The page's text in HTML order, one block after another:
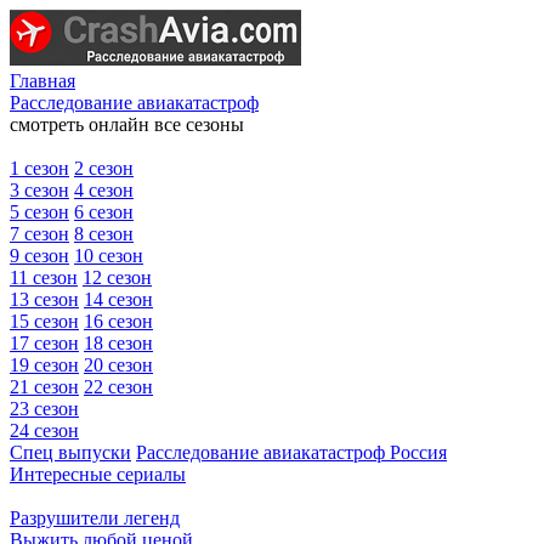
Главная
Расследование авиакатастроф
смотреть онлайн все сезоны
1 сезон 2 сезон
3 сезон 4 сезон
5 сезон 6 сезон
7 сезон 8 сезон
9 сезон 10 сезон
11 сезон 12 сезон
13 сезон 14 сезон
15 сезон 16 сезон
17 сезон 18 сезон
19 сезон 20 сезон
21 сезон 22 сезон
23 сезон
24 сезон
Спец выпуски Расследование авиакатастроф Россия
Интересные сериалы
Разрушители легенд
Выжить любой ценой